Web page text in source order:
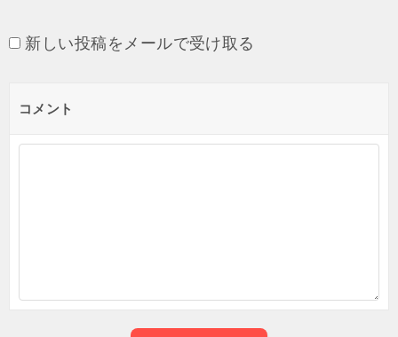
新しい投稿をメールで受け取る
コメント